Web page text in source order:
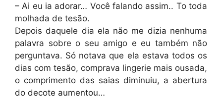
– Ai eu ia adorar… Você falando assim.. To toda
molhada de tesão.
Depois daquele dia ela não me dizia nenhuma
palavra sobre o seu amigo e eu também não
perguntava. Só notava que ela estava todos os
dias com tesão, comprava lingerie mais ousada,
o comprimento das saias diminuiu, a abertura
do decote aumentou…